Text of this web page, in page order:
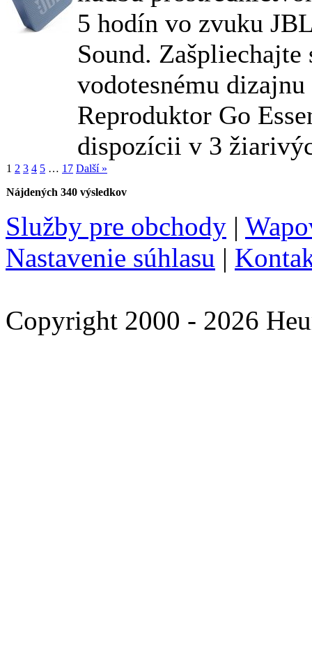
5 hodín vo zvuku
Sound.
vodotesnému
Reproduktor Go
dispozícii v 3
1 2 3 4 5 … 17 Další »
Nájdených 340 výsledkov
Služby pre obchody |
Nastavenie súhlasu |
Copyright 2000 - 2026